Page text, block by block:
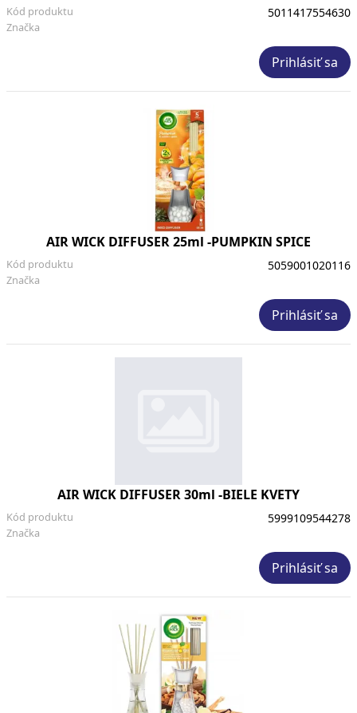
Značka
Kód produktu 5011417554630
Prihlásiť sa
AIR WICK DIFFUSER 25ml -PUMPKIN SPICE
Značka
Kód produktu 5059001020116
Prihlásiť sa
AIR WICK DIFFUSER 30ml -BIELE KVETY
Značka
Kód produktu 5999109544278
Prihlásiť sa